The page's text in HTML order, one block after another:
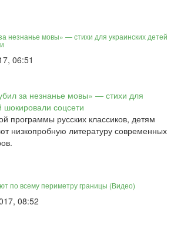
незнанье мовы» — стихи для украинских детей
06:51
программы русских классиков, детям
низкопробную литературу современных
по всему периметру границы (Видео)
08:52